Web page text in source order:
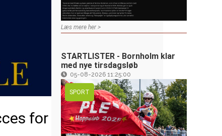
for
Læs mere her >
STARTLISTER - Bornholm klar
med nye tirsdagsløb
05-08-2026 11:25:00
SPORT